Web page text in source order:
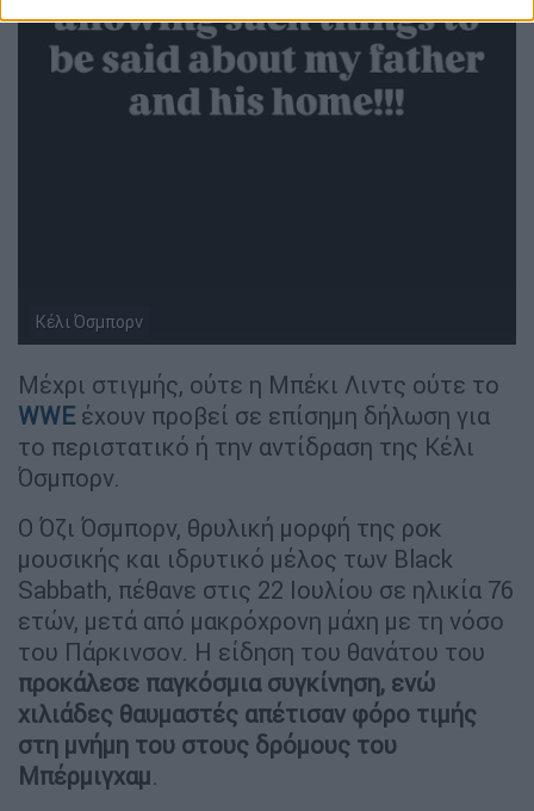
Κέλι Όσμπορν
Μέχρι στιγμής, ούτε η Μπέκι Λιντς ούτε το
WWE έχουν προβεί σε επίσημη δήλωση για
το περιστατικό ή την αντίδραση της Κέλι
Όσμπορν.
Ο Όζι Όσμπορν, θρυλική μορφή της ροκ
μουσικής και ιδρυτικό μέλος των Black
Sabbath, πέθανε στις 22 Ιουλίου σε ηλικία 76
ετών, μετά από μακρόχρονη μάχη με τη νόσο
του Πάρκινσον. Η είδηση του θανάτου του
προκάλεσε παγκόσμια συγκίνηση, ενώ
χιλιάδες θαυμαστές απέτισαν φόρο τιμής
στη μνήμη του στους δρόμους του
Μπέρμιγχαμ.